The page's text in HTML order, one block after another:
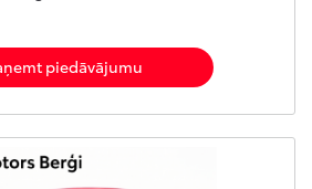
piedāvājumu